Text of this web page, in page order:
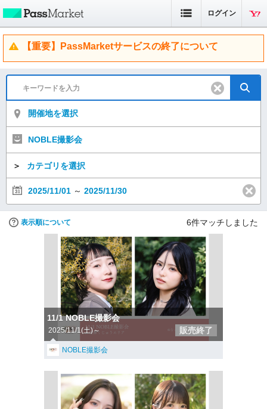
ログイン
【重要】PassMarketサービスの終了について
開催地を選択
NOBLE撮影会
＞ カテゴリを選択
2025/11/01 ～ 2025/11/30
表示順について 6件マッチしました
11/1 NOBLE撮影会
2025/11/1(土)～ 販売終了
NOBLE撮影会